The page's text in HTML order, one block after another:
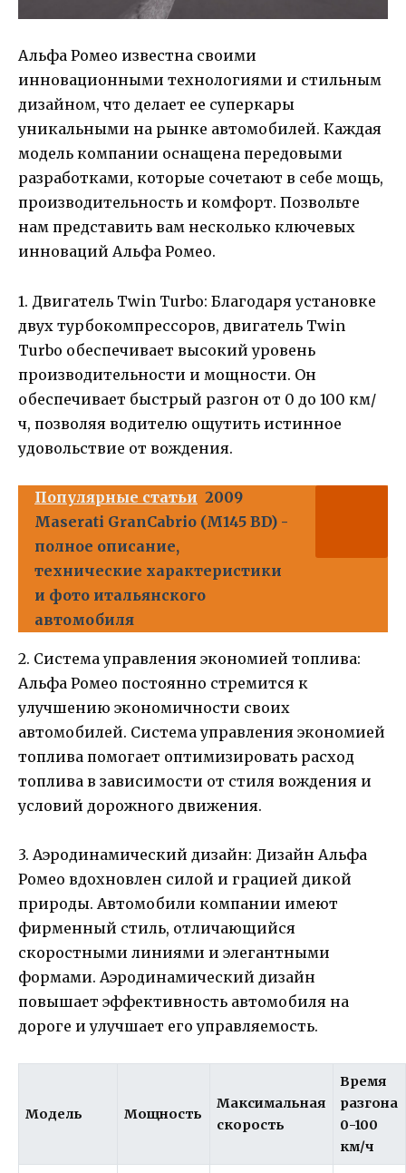
Альфа Ромео известна своими
инновационными технологиями и стильным
дизайном, что делает ее суперкары
уникальными на рынке автомобилей. Каждая
модель компании оснащена передовыми
разработками, которые сочетают в себе мощь,
производительность и комфорт. Позвольте
нам представить вам несколько ключевых
инноваций Альфа Ромео.
1. Двигатель Twin Turbo: Благодаря установке
двух турбокомпрессоров, двигатель Twin
Turbo обеспечивает высокий уровень
производительности и мощности. Он
обеспечивает быстрый разгон от 0 до 100 км/
ч, позволяя водителю ощутить истинное
удовольствие от вождения.
Популярные статьи 2009
Maserati GranCabrio (M145 BD) -
полное описание,
технические характеристики
и фото итальянского
автомобиля
2. Система управления экономией топлива:
Альфа Ромео постоянно стремится к
улучшению экономичности своих
автомобилей. Система управления экономией
топлива помогает оптимизировать расход
топлива в зависимости от стиля вождения и
условий дорожного движения.
3. Аэродинамический дизайн: Дизайн Альфа
Ромео вдохновлен силой и грацией дикой
природы. Автомобили компании имеют
фирменный стиль, отличающийся
скоростными линиями и элегантными
формами. Аэродинамический дизайн
повышает эффективность автомобиля на
дороге и улучшает его управляемость.
Модель Мощность
Максимальная
скорость
Время
разгона
0-100
км/ч